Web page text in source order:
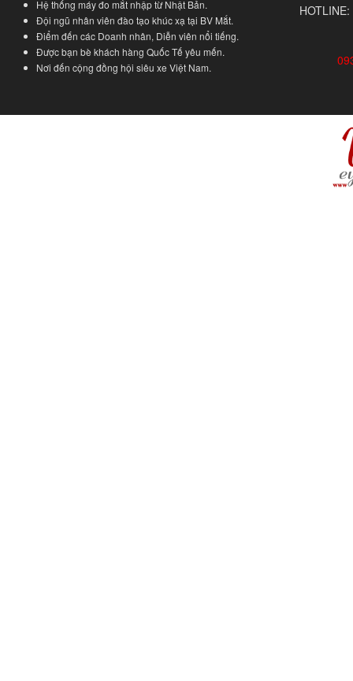
Hệ thống máy đo mắt nhập từ Nhật Bản.
Đội ngũ nhân viên đào tạo khúc xạ tại BV Mắt.
Điểm đến các Doanh nhân, Diễn viên nổi tiếng.
Được bạn bè khách hàng Quốc Tế yêu mến.
Nơi đến cộng đồng hội siêu xe Việt Nam.
HOTLINE: